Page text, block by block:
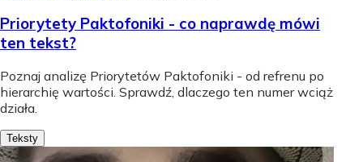
Priorytety Paktofoniki - co naprawdę mówi
ten tekst?
Poznaj analizę Priorytetów Paktofoniki - od refrenu po
hierarchię wartości. Sprawdź, dlaczego ten numer wciąż
działa.
Teksty